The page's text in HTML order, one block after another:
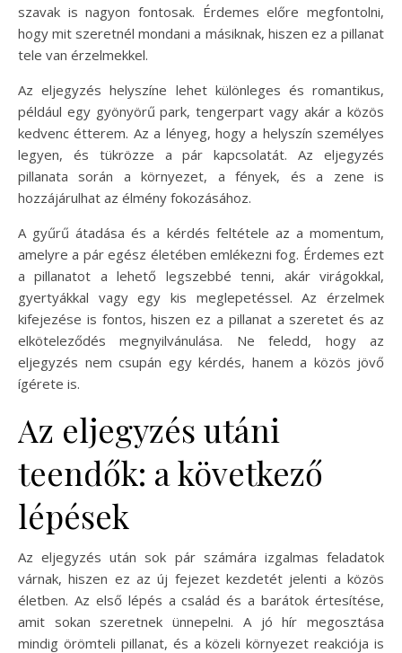
szavak is nagyon fontosak. Érdemes előre megfontolni,
hogy mit szeretnél mondani a másiknak, hiszen ez a pillanat
tele van érzelmekkel.
Az eljegyzés helyszíne lehet különleges és romantikus,
például egy gyönyörű park, tengerpart vagy akár a közös
kedvenc étterem. Az a lényeg, hogy a helyszín személyes
legyen, és tükrözze a pár kapcsolatát. Az eljegyzés
pillanata során a környezet, a fények, és a zene is
hozzájárulhat az élmény fokozásához.
A gyűrű átadása és a kérdés feltétele az a momentum,
amelyre a pár egész életében emlékezni fog. Érdemes ezt
a pillanatot a lehető legszebbé tenni, akár virágokkal,
gyertyákkal vagy egy kis meglepetéssel. Az érzelmek
kifejezése is fontos, hiszen ez a pillanat a szeretet és az
elköteleződés megnyilvánulása. Ne feledd, hogy az
eljegyzés nem csupán egy kérdés, hanem a közös jövő
ígérete is.
Az eljegyzés utáni
teendők: a következő
lépések
Az eljegyzés után sok pár számára izgalmas feladatok
várnak, hiszen ez az új fejezet kezdetét jelenti a közös
életben. Az első lépés a család és a barátok értesítése,
amit sokan szeretnek ünnepelni. A jó hír megosztása
mindig örömteli pillanat, és a közeli környezet reakciója is